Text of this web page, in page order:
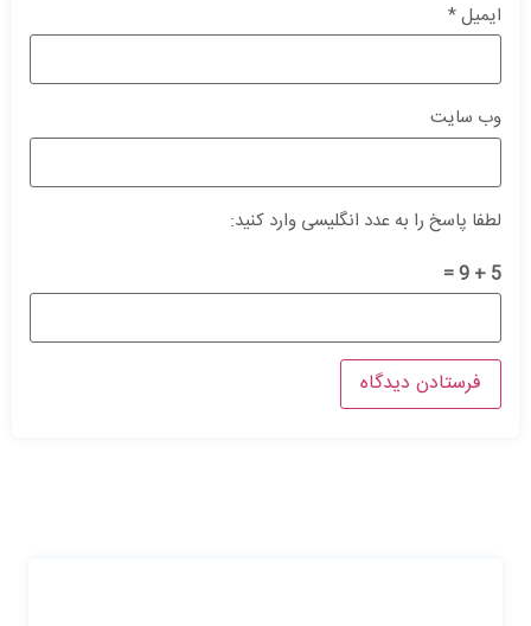
ایمیل*
وب‌ سایت
لطفا پاسخ را به عدد انگلیسی وارد کنید:
5 + 9 =